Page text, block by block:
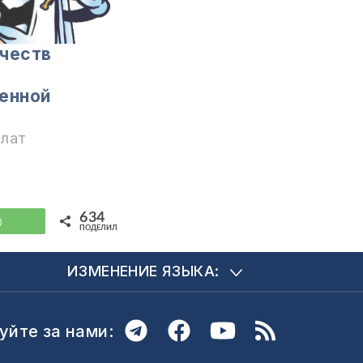
WhatsApp 634
ПОДЕЛИЛИСЬ
ИЗМЕНЕНИЕ ЯЗЫКА:
за нами: